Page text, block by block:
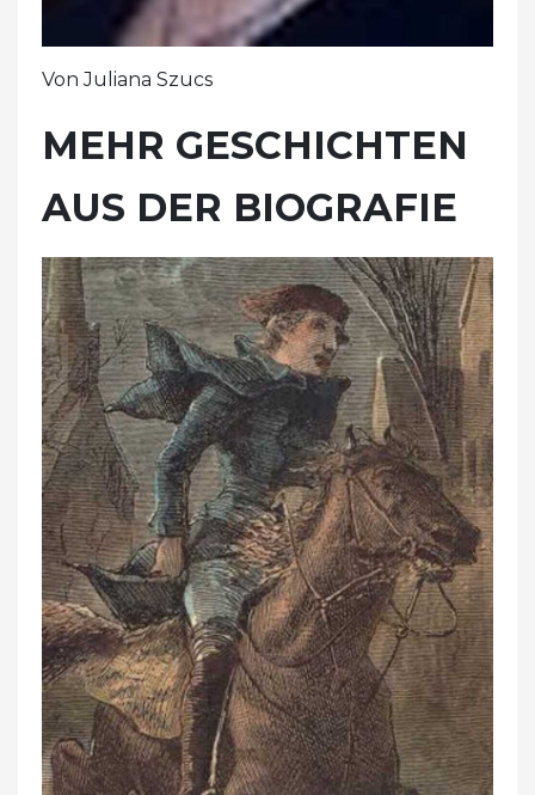
Von Juliana Szucs
MEHR GESCHICHTEN
AUS DER BIOGRAFIE